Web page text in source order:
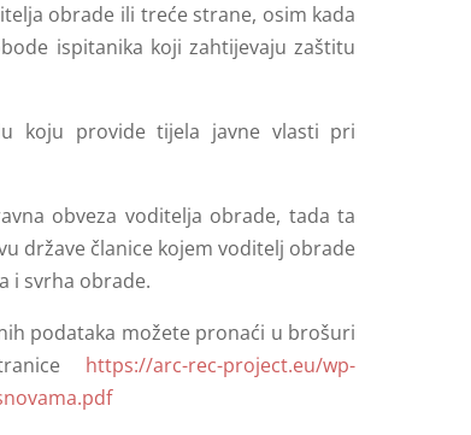
obrade ili treće strane, osim kada
ispitanika koji zahtijevaju zaštitu
koju provide tijela javne vlasti pri
obveza voditelja obrade, tada ta
države članice kojem voditelj obrade
i svrha obrade.
podataka možete pronaći u brošuri
https://arc-rec-project.eu/wp-